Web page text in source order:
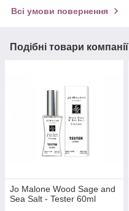
Всі умови повернення
Подібні товари компанії
Jo Malone Wood Sage and
Sea Salt - Tester 60ml